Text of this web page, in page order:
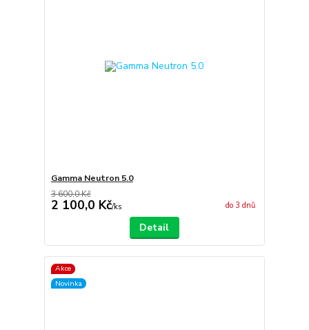
Gamma Neutron 5.0
3 600,0 Kč
2 100,0 Kč/ks do 3 dnů
Detail
Akce
Novinka